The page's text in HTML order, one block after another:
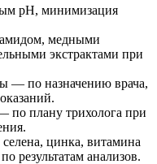
pH, минимизация
медными
экстрактами при
— по назначению врача,
по плану трихолога при
цинка, витамина
результатам анализов.